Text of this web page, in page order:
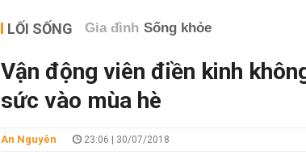
LỐI SỐNG Gia đình Sống khỏe
Vận động viên điền kinh
sức vào mùa hè
An Nguyên 23:06 | 30/07/2018